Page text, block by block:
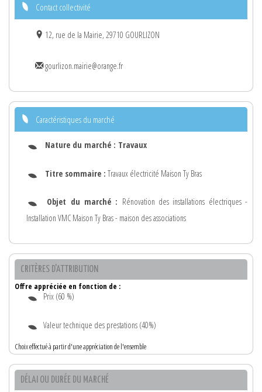
Contact collectivité
12, rue de la Mairie, 29710 GOURLIZON
gourlizon.mairie@orange.fr
Caractéristiques du marché
Nature du marché : Travaux
Titre sommaire : Travaux électricité Maison Ty Bras
Objet du marché : Rénovation des installations électriques -
Installation VMC Maison Ty Bras - maison des associations
CRITÈRES D'ATTRIBUTION
Offre appréciée en fonction de :
Prix (60 %)
Valeur technique des prestations (40%)
Choix effectué à partir d'une appréciation de l'ensemble
DÉLAI OU DURÉE DU MARCHÉ